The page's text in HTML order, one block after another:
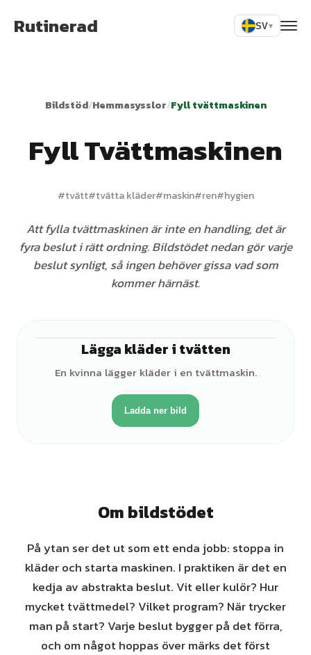
Rutinerad SV▾
Bildstöd/Hemmasysslor/Fyll tvättmaskinen
Fyll Tvättmaskinen
#tvätt#tvätta kläder#maskin#ren#hygien
Att fylla tvättmaskinen är inte en handling, det är
fyra beslut i rätt ordning. Bildstödet nedan gör varje
beslut synligt, så ingen behöver gissa vad som
kommer härnäst.
Lägga kläder i tvätten
En kvinna lägger kläder i en tvättmaskin.
Ladda ner bild
Om bildstödet
På ytan ser det ut som ett enda jobb: stoppa in
kläder och starta maskinen. I praktiken är det en
kedja av abstrakta beslut. Vit eller kulör? Hur
mycket tvättmedel? Vilket program? När trycker
man på start? Varje beslut bygger på det förra,
och om något hoppas över märks det först